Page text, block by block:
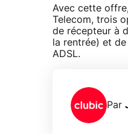
Avec cette
Telecom, trois
de récepteur à
la rentrée) et
ADSL.
Par